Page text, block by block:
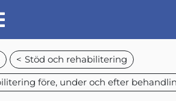
Stöd och rehabilitering
före, under och efter